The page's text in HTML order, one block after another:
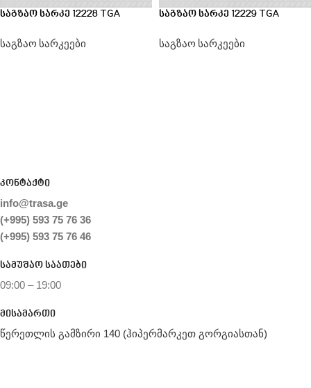
საგზაო სარკე 12228 TGA
საგზაო სარკეები
საგზაო სარკე 12229 TGA
საგზაო სარკეები
კონტაქტი
info@trasa.ge
(+995) 593 75 76 36
(+995) 593 75 76 46
სამუშაო საათები
09:00 – 19:00
მისამართი
წერეთლის გამზირი 140 (ჰიპერმარკეთ გორგიასთან)